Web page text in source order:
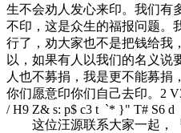
生不会劝人发心来印。我们有
不印，这是众生的福报问题。
行了，劝大家也不是把钱给我
以，如果有人以我们的名义说
人也不募捐，我是更不能募捐
你们愿意印你们自己去印。 2
/ H9 Z& s: p$ c3 t `* }" T# S6 d
这位汪源联系大家一起，